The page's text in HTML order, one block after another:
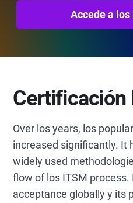
Accede a
Certificación
Over los years, los
increased significantly. It
widely used
flow of los ITSM process.
acceptance globally y its